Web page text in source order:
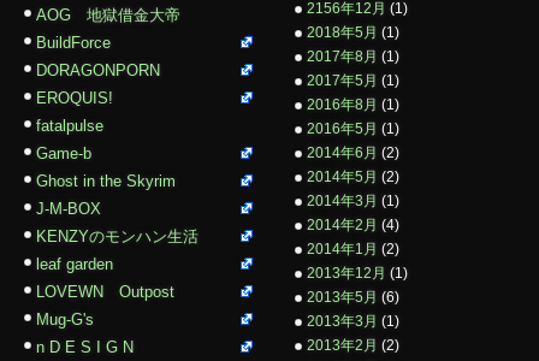
AOG 地獄借金大帝
BuildForce
DORAGONPORN
EROQUIS!
fatalpulse
Game-b
Ghost in the Skyrim
J-M-BOX
KENZYのモンハン生活
leaf garden
LOVEWN Outpost
Mug-G's
n D E S I G N
2156年12月 (1)
2018年5月 (1)
2017年8月 (1)
2017年5月 (1)
2016年8月 (1)
2016年5月 (1)
2014年6月 (2)
2014年5月 (2)
2014年3月 (1)
2014年2月 (4)
2014年1月 (2)
2013年12月 (1)
2013年5月 (6)
2013年3月 (1)
2013年2月 (2)